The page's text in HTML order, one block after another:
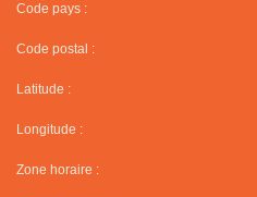
Code pays :
Code postal :
Latitude :
Longitude :
Zone horaire :